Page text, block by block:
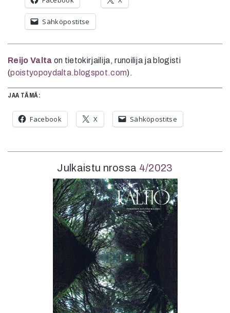
Sähköpostitse
Reijo Valta on tietokirjailija, runoilija ja blogisti
(poistyopoydalta.blogspot.com).
Julkaistu nrossa 4/2023
JAA TÄMÄ:
Facebook X Sähköpostitse